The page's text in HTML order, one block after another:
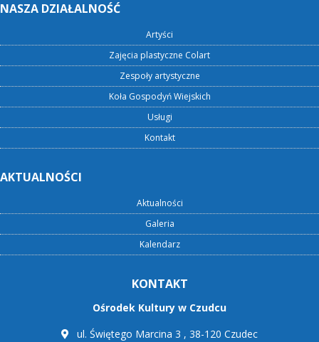
NASZA DZIAŁALNOŚĆ
Artyści
Zajęcia plastyczne Colart
Zespoły artystyczne
Koła Gospodyń Wiejskich
Usługi
Kontakt
AKTUALNOŚCI
Aktualności
Galeria
Kalendarz
KONTAKT
Ośrodek Kultury w Czudcu
ul. Świętego Marcina 3 , 38-120 Czudec